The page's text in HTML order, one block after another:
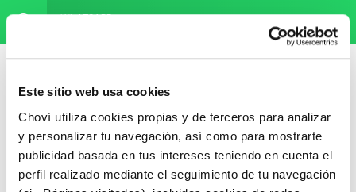
Este sitio web usa cookies
Choví utiliza cookies propias y de terceros para analizar
y personalizar tu navegación, así como para mostrarte
publicidad basada en tus intereses teniendo en cuenta el
perfil realizado mediante el seguimiento de tu navegación
ARTÍCULOS RELACIONADOS